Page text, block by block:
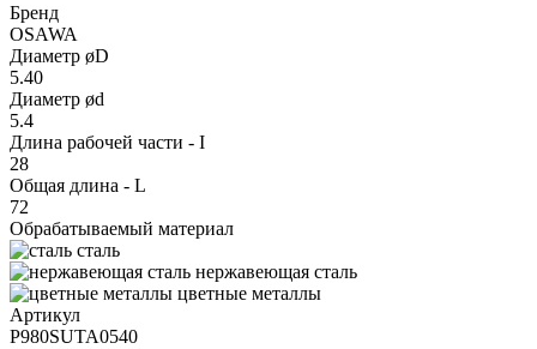
Бренд
OSAWA
Диаметр øD
5.40
Диаметр ød
5.4
Длина рабочей части - I
28
Общая длина - L
72
Обрабатываемый материал
сталь
нержавеющая сталь
цветные металлы
Артикул
P980SUTA0540